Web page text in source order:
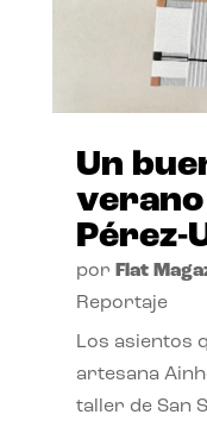
Un
Pérez-
por Flat
Reportaje
Los asientos
artesana
taller de San